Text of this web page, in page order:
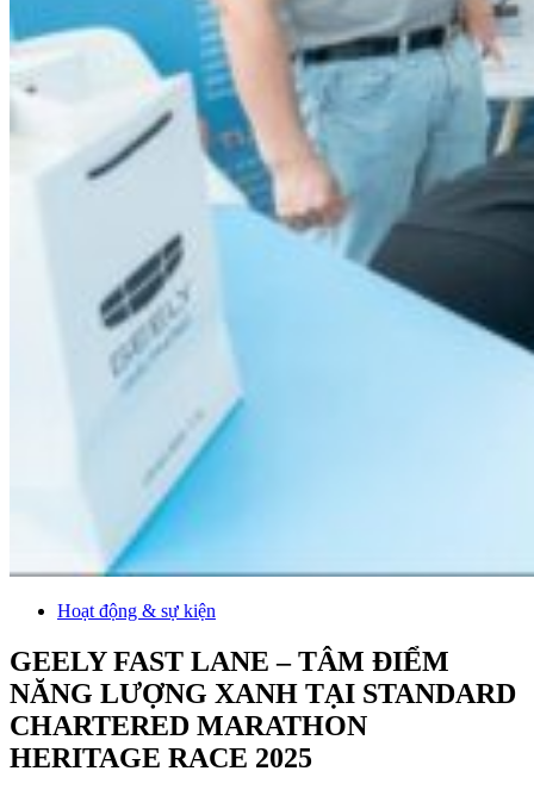
Hoạt động & sự kiện
GEELY FAST LANE – TÂM ĐIỂM
NĂNG LƯỢNG XANH TẠI STANDARD
CHARTERED MARATHON
HERITAGE RACE 2025